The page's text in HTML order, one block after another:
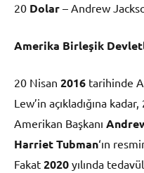
20 Dolar – Andrew
Amerika Birleşik
20 Nisan 2016 tarihinde
Lew’in açıkladığına kadar,
Amerikan Başkanı
Harriet Tubman‘ın
Fakat 2020 yılında